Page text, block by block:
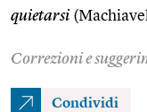
quietarsi
Correzioni e
Condividi